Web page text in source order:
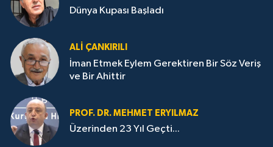
Dünya Kupası Başladı
ALI ÇANKIRILI
İman Etmek Eylem Gerektiren Bir Söz Veriş
ve Bir Ahittir
PROF. DR. MEHMET ERYILMAZ
Üzerinden 23 Yıl Geçti...